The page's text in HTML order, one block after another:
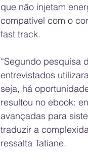
que não injetam
compatível com o
fast track.
“Segundo pesquisa
entrevistados
seja, há
resultou no ebook:
avançadas para
traduzir a
ressalta Tatiane.